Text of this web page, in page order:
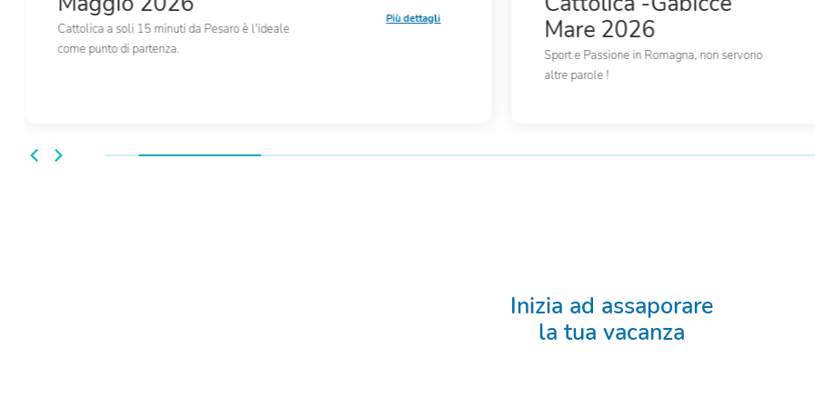
Più dettagli
Cattolica a soli 15 minuti da Pesaro è l'ideale
come punto di partenza.
Mare 2026
Sport e Passione in Romagna, non servono
altre parole !
Inizia ad assaporare
la tua vacanza